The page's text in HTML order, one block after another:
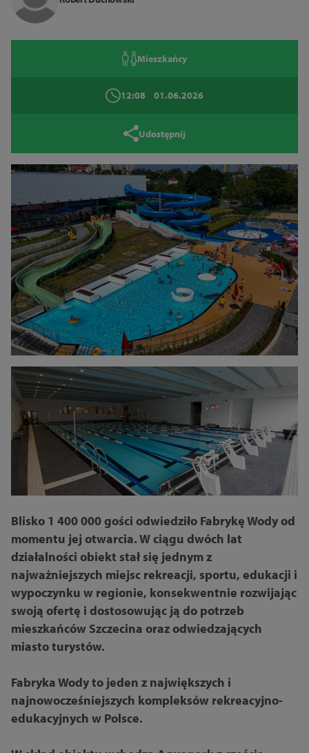
Tryb wysokiego kontrastuMieszkańcy
12:08 01.06.2026
Udostępnij
Blisko 1 400 000 gości odwiedziło Fabrykę Wody od
momentu jej otwarcia. W ciągu dwóch lat
działalności obiekt stał się jednym z
najważniejszych miejsc rekreacji, sportu, edukacji i
wypoczynku w regionie, konsekwentnie rozwijając
swoją ofertę i dostosowując ją do potrzeb
mieszkańców Szczecina oraz odwiedzających
miasto turystów.
Fabryka Wody to jeden z największych i
najnowocześniejszych kompleksów rekreacyjno-
edukacyjnych w Polsce.